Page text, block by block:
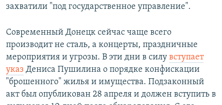
захватили "под государственное управление".
Современный Донецк сейчас чаще всего
производит не сталь, а концерты, праздничные
мероприятия и угрозы. В эти дни в силу вступает
указ Дениса Пушилина о порядке конфискации
"брошенного" жилья и имущества. Подзаконный
акт был опубликован 28 апреля и должен вступить в